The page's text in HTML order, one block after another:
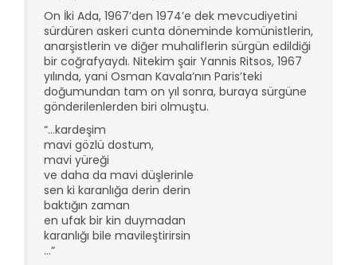
On İki Ada, 1967’den 1974’e dek mevcudiyetini
sürdüren askeri cunta döneminde komünistlerin,
anarşistlerin ve diğer muhaliflerin sürgün edildiği
bir coğrafyaydı. Nitekim şair Yannis Ritsos, 1967
yılında, yani Osman Kavala’nın Paris’teki
doğumundan tam on yıl sonra, buraya sürgüne
gönderilenlerden biri olmuştu.
“…kardeşim
mavi gözlü dostum,
mavi yüreği
ve daha da mavi düşlerinle
sen ki karanlığa derin derin
baktığın zaman
en ufak bir kin duymadan
karanlığı bile mavileştirirsin
…”